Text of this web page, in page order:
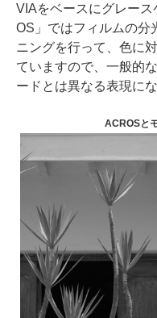
VIAをベースにグレー
OS」ではフィルムの分
ニングを行って、色に
ていますので、一般的
ードとは異なる表現に
ACROSと